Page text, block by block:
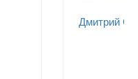
Дмитрий